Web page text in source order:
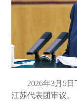
2026年3月5日
江苏代表团审议。